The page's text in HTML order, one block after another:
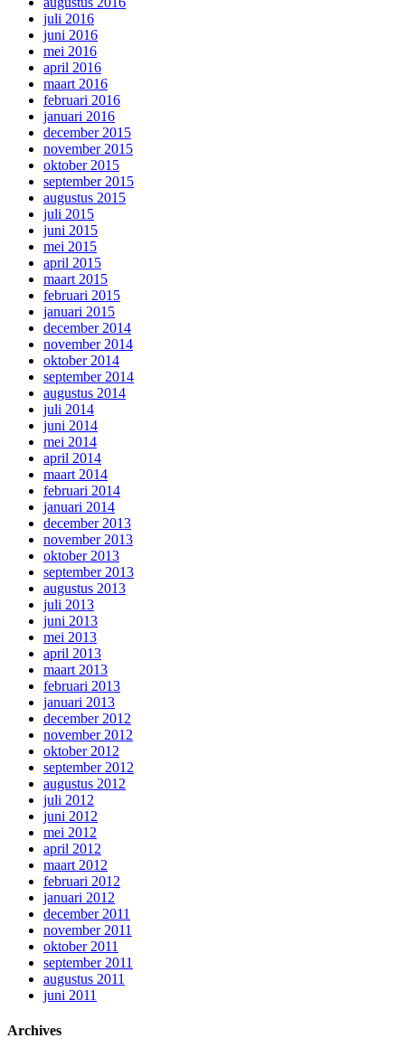
juli 2016
juni 2016
mei 2016
april 2016
maart 2016
februari 2016
januari 2016
december 2015
november 2015
oktober 2015
september 2015
augustus 2015
juli 2015
juni 2015
mei 2015
april 2015
maart 2015
februari 2015
januari 2015
december 2014
november 2014
oktober 2014
september 2014
augustus 2014
juli 2014
juni 2014
mei 2014
april 2014
maart 2014
februari 2014
januari 2014
december 2013
november 2013
oktober 2013
september 2013
augustus 2013
juli 2013
juni 2013
mei 2013
april 2013
maart 2013
februari 2013
januari 2013
december 2012
november 2012
oktober 2012
september 2012
augustus 2012
juli 2012
juni 2012
mei 2012
april 2012
maart 2012
februari 2012
januari 2012
december 2011
november 2011
oktober 2011
september 2011
augustus 2011
juni 2011
Archives